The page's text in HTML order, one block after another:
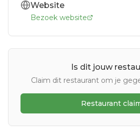
Website
Bezoek website
Is dit jouw
Claim dit restaurant om je
Restaurant